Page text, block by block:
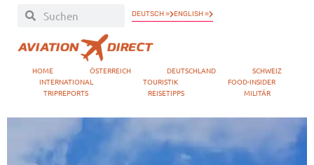
DEUTSCH » ENGLISH »
HOME ÖSTERREICH DEUTSCHLAND
SCHWEIZ
INTERNATIONAL
TOURISTIK
FOOD-INSIDER
TRIPREPORTS
REISETIPPS MILITÄR